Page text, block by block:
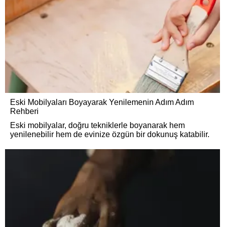
Eski Mobilyaları Boyayarak Yenilemenin Adım Adım
Rehberi
Eski mobilyalar, doğru tekniklerle boyanarak hem
yenilenebilir hem de evinize özgün bir dokunuş katabilir.